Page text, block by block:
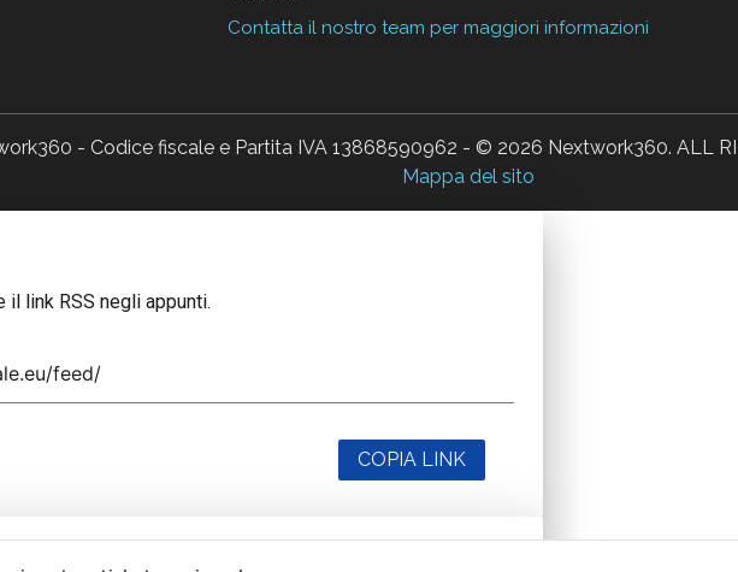
Contatta il nostro team per maggiori informazioni
- Codice fiscale e Partita IVA 13868590962 - © 2026 Nextwork360. ALL
Mappa del sito
link RSS negli appunti.
COPIA LINK